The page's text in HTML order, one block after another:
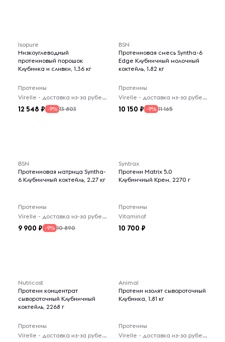
Isopure
Низкоуглеводный
протеиновый порошок
Клубника и сливки, 1.36 кг
Протеины
Virelle - доставка из-за рубежа
12 548 -9% 13 803
BSN
Протеиновая смесь Syntha-6
Edge Клубничный молочный
коктейль, 1.82 кг
Протеины
Virelle - доставка из-за рубежа
10 150 -9% 11 165
BSN
Протеиновая матрица Syntha-
6 Клубничный коктейль, 2.27 кг
Протеины
Virelle - доставка из-за рубежа
9 900 -9% 10 890
Syntrax
Протеин Matrix 5.0
Клубничный Крем, 2270 г
Протеины
Vitaminof
10 700
Nutricost
Протеин концентрат
сывороточный Клубничный
коктейль, 2268 г
Протеины
Virelle - доставка из-за рубежа
Animal
Протеин изолят сывороточный
Клубника, 1.81 кг
Протеины
Virelle - доставка из-за рубежа